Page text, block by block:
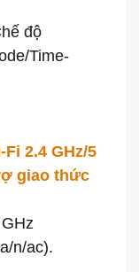
độ
Time-
2.4 GHz/5
giao thức
n/ac).